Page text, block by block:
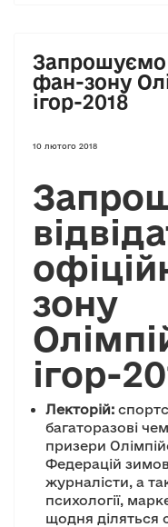
Запрошуємо
фан-зону
ігор-2018
10 лютого 2018
зону
ігор-
Лекторій:
багаторазові
призери
Федерацій
журналісти, а
психології,
щодня діляться